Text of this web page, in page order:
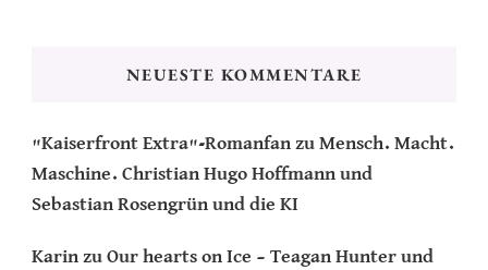
NEUESTE KOMMENTARE
"Kaiserfront Extra"-Romanfan zu Mensch. Macht.
Maschine. Christian Hugo Hoffmann und
Sebastian Rosengrün und die KI
Karin zu Our hearts on Ice – Teagan Hunter und